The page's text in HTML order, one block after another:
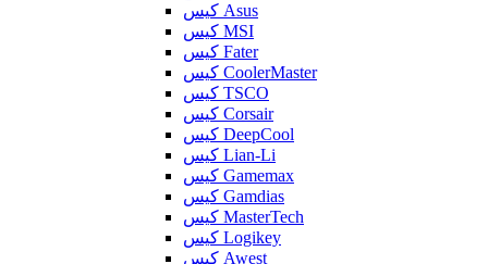
کیس Asus
کیس MSI
کیس Fater
کیس CoolerMaster
کیس TSCO
کیس Corsair
کیس DeepCool
کیس Lian-Li
کیس Gamemax
کیس Gamdias
کیس MasterTech
کیس Logikey
کیس Awest